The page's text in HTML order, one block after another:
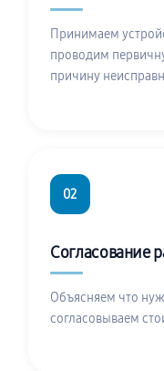
Принимаем
проводим
причину
02
Согласование
Объясняем что
согласовываем